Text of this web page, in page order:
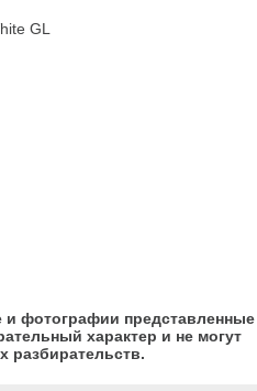
GL
и фотографии представленные
характер и не могут
разбирательств.